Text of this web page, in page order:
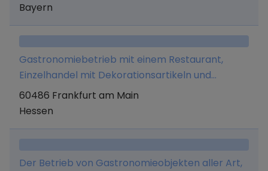
rund um das Thema finanzielle Bildung.
Bayern
Gastronomiebetrieb mit einem Restaurant,
Einzelhandel mit Dekorationsartikeln und
Souvenirs, insbesondere Haushaltsprodukte
(Besteck, Geschirr, usw)
60486 Frankfurt am Main
Hessen
Der Betrieb von Gastronomieobjekten aller Art,